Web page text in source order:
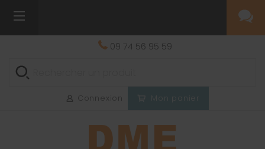
09 74 56 95 59
Connexion